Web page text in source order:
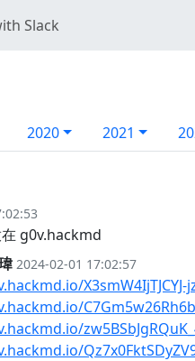
Slack
2020 2021
g0v.hackmd
2024-02-01 17:02:57
X3smW4IjTJCYJ-